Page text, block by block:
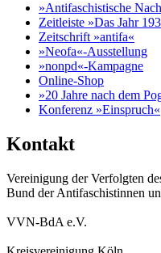
»Antifaschistische
Zeitleiste »Das Jahr
Zeitschrift »antifa«
»Neofa«-Ausstellung
»nonpd«-Kampagne
Online-Shop
»20 Jahre nach dem
Konferenz »Einspruch«
Kontakt
Vereinigung der Verfolgten
Bund der Antifaschistinnen
VVN-BdA e.V.